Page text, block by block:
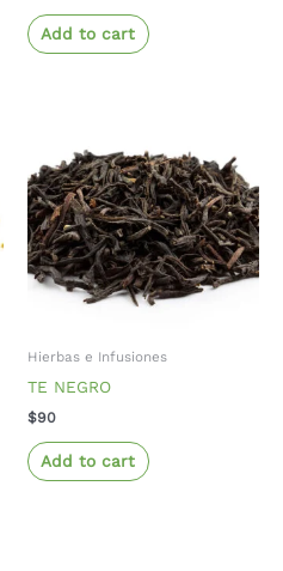
Add to cart
Hierbas e Infusiones
TE NEGRO
$90
Add to cart